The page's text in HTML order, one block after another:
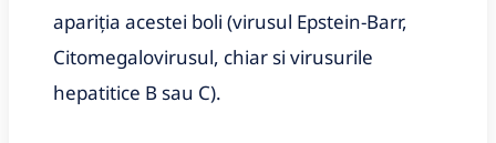
apariţia acestei boli (virusul Epstein-Barr,
Citomegalovirusul, chiar si virusurile
hepatitice B sau C).